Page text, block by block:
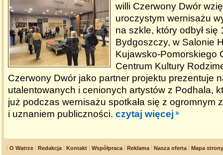
willi Czerwony Dwór
uroczystym wernisażu
na szkle, który odbył się
Bydgoszczy, w Salonie
Kujawsko-Pomorskiego
Centrum Kultury
Czerwony Dwór jako partner projektu prezentuje
utalentowanych i cenionych artystów z Podhala,
już podczas wernisażu spotkała się z ogromnym
i uznaniem publiczności. czytaj więcej
O Watrze Redakcja Kontakt Współpraca Reklama Nasza oferta Mapa strony